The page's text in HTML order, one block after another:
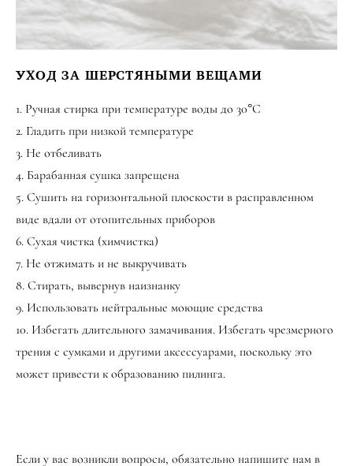
УХОД ЗА ШЕРСТЯНЫМИ ВЕЩАМИ
1. Ручная стирка при температуре воды до 30°С
2. Гладить при низкой температуре
3. Не отбеливать
4. Барабанная сушка запрещена
5. Сушить на горизонтальной плоскости в расправленном
виде вдали от отопительных приборов
6. Сухая чистка (химчистка)
7. Не отжимать и не выкручивать
8. Стирать, вывернув наизнанку
9. Использовать нейтральные моющие средства
10. Избегать длительного замачивания. Избегать чрезмерного
трения с сумками и другими аксессуарами, поскольку это
может привести к образованию пилинга.
Если у вас возникли вопросы, обязательно напишите нам в